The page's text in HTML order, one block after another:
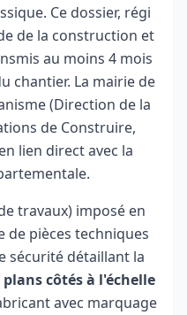
Ce dossier, régi
de la construction et
au moins 4 mois
chantier. La mairie de
(Direction de la
de Construire,
lien direct avec la
travaux) imposé en
de pièces techniques
sécurité détaillant la
plans côtés à l'échelle
avec marquage